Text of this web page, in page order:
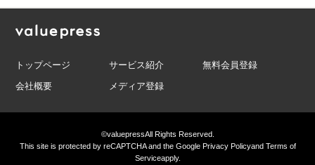
トップページ サービス紹介
無料会員登録
会社概要
メディア登録
©valuepressAll Rights Reserved.
This site is protected by reCAPTCHA and the GooglePrivacy PolicyandTerms of
Serviceapply.